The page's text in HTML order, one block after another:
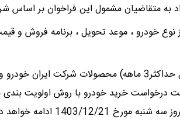
به متقاضیان مشمول این فراخوان بر اساس
خودرو ، موعد تحویل ، برنامه فروش و
شرایط فراخوان فروش فوق العاده (موعد تحویل حداکثر3 ماهه)
درخواست خرید خودرو با روش اولویت